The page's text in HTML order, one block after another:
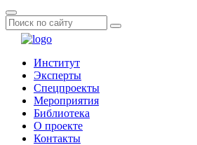
Институт
Эксперты
Спецпроекты
Мероприятия
Библиотека
О проекте
Контакты